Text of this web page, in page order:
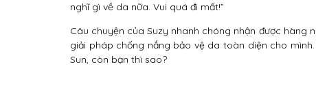
nghĩ gì về da nữa. Vui quá đi mất!”
Câu chuyện của Suzy nhanh chóng nhận được
giải pháp chống nắng bảo vệ da toàn diện cho
Sun, còn bạn thì sao?